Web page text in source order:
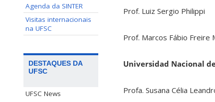
Agenda da SINTER
Visitas internacionais
na UFSC
DESTAQUES DA
UFSC
UFSC News
Prof. Luiz Sergio Philippi
Prof. Marcos Fábio Freire
Universidad Nacional
Profa. Susana Célia